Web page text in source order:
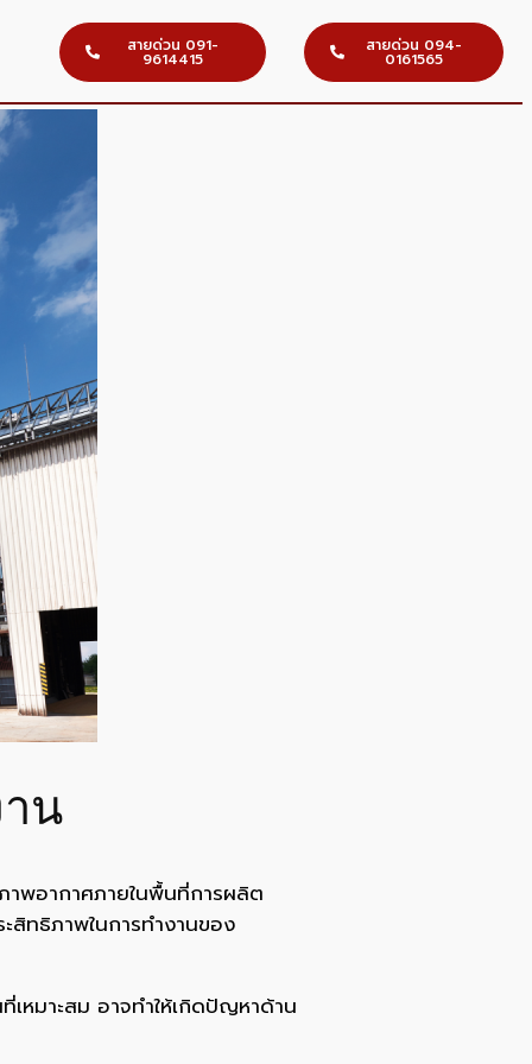
สายด่วน 091-
9614415
สายด่วน 094-
0161565
น
พอากาศภายในพื้นที่การผลิต
สิทธิภาพในการทำงานของ
หมาะสม อาจทำให้เกิดปัญหาด้าน